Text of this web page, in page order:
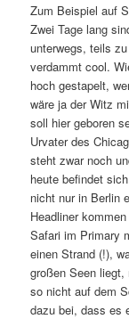
Zum Beispiel auf
Zwei Tage lang
unterwegs, teils
verdammt cool.
hoch gestapelt,
wäre ja der Witz
soll hier geboren
Urvater des
steht zwar noch
heute befindet
nicht nur in Berlin
Headliner
Safari im Primary
einen Strand (!),
großen Seen
so nicht auf dem
dazu bei, dass es